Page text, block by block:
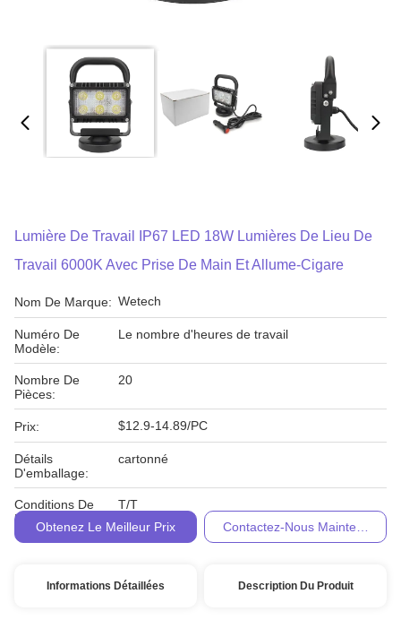
Lumière De Travail IP67 LED 18W Lumières De Lieu De
Travail 6000K Avec Prise De Main Et Allume-Cigare
Nom De Marque: Wetech
Numéro De
Modèle:
Le nombre d'heures de travail
Nombre De
Pièces:
20
Prix: $12.9-14.89/PC
Détails
D'emballage:
cartonné
Conditions De
Paiement:
T/T
Obtenez Le Meilleur Prix
Contactez-Nous Maintenant
Informations Détaillées Description Du Produit